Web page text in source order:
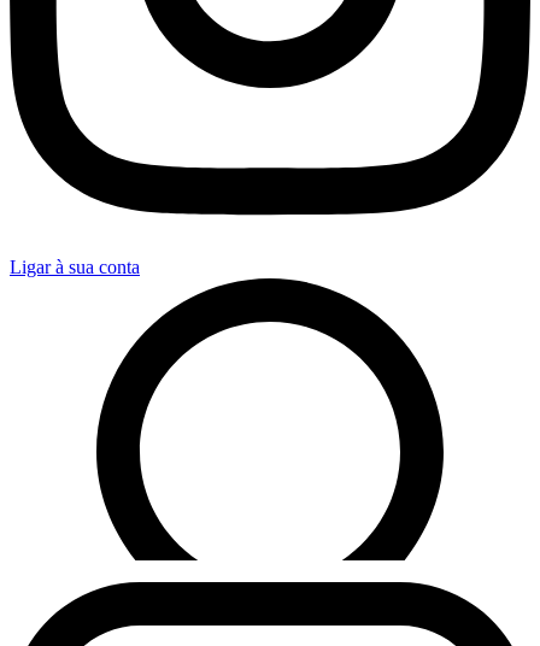
Ligar à sua conta